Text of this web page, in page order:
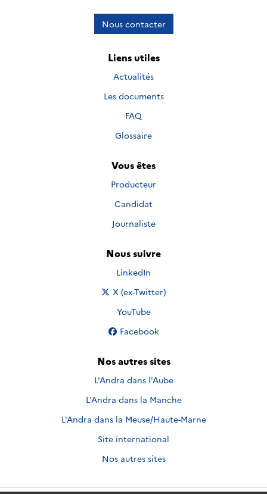
Nous contacter
Liens utiles
Actualités
Les documents
FAQ
Glossaire
Vous êtes
Producteur
Candidat
Journaliste
Nous suivre
Nous suivre sur
LinkedIn
Nous suivre sur
X (ex-Twitter)
Nous suivre sur
YouTube
Nous suivre sur
Facebook
Nos autres sites
L'Andra dans l'Aube
L'Andra dans la Manche
L'Andra dans la Meuse/Haute-Marne
Site international
Nos autres sites